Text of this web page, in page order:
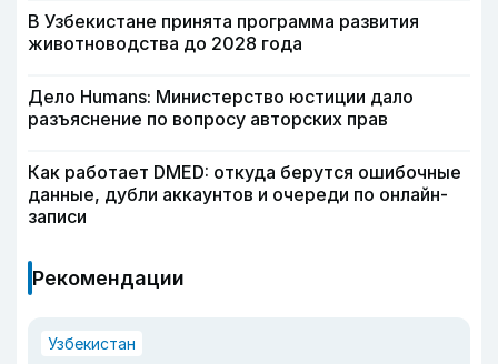
В Узбекистане принята программа развития
животноводства до 2028 года
Дело Humans: Министерство юстиции дало
разъяснение по вопросу авторских прав
Как работает DMED: откуда берутся ошибочные
данные, дубли аккаунтов и очереди по онлайн-
записи
Рекомендации
Узбекистан